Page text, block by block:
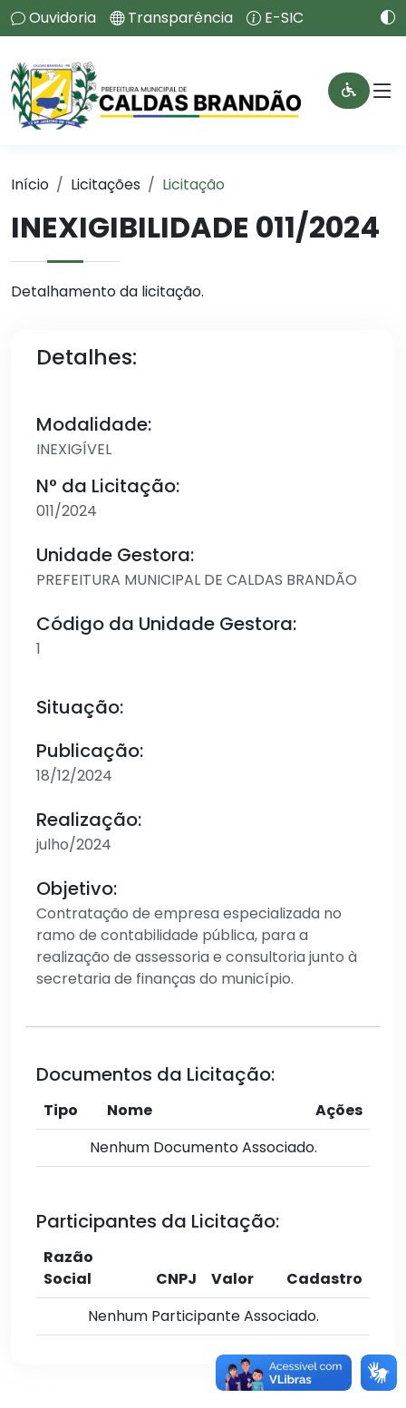
Ouvidoria Transparência E-SIC
Início Licitações Licitação
INEXIGIBILIDADE 011/2024
Detalhamento da licitação.
Detalhes:
Modalidade:
INEXIGÍVEL
N° da Licitação:
011/2024
Unidade Gestora:
PREFEITURA MUNICIPAL DE CALDAS BRANDÃO
Código da Unidade Gestora:
1
Situação:
Publicação:
18/12/2024
Realização:
julho/2024
Objetivo:
Contratação de empresa especializada no
ramo de contabilidade pública, para a
realização de assessoria e consultoria junto à
secretaria de finanças do município.
Documentos da Licitação:
Tipo Nome
Ações
Nenhum Documento Associado.
Participantes da Licitação:
Razão
Social
CNPJ Valor
Cadastro
Nenhum Participante Associado.